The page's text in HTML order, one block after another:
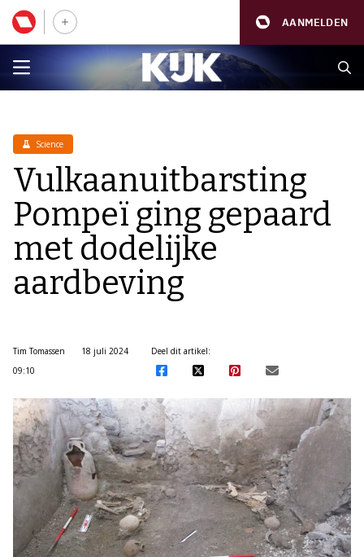
AANMELDEN
Science
Vulkaanuitbarsting
Pompeï ging gepaard
met dodelijke
aardbeving
Tim Tomassen
18 juli 2024
09:10
Deel dit artikel: